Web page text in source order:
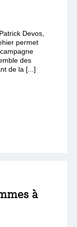
Devos,
permet
des
de la [...]
à